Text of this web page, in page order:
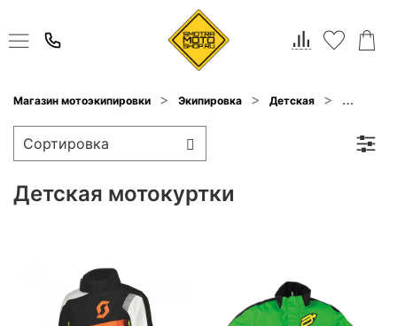
Магазин мотоэкипировки Экипировка Детская
Детская мотокуртки